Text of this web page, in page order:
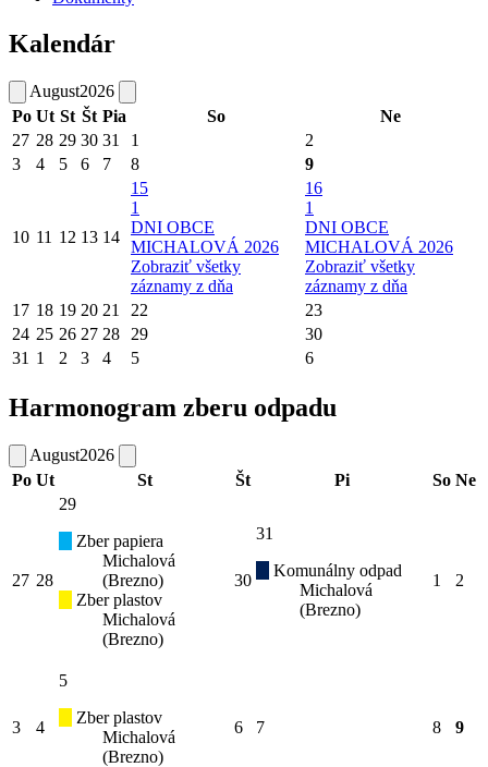
Kalendár
August2026
Po Ut St Št Pia So
Ne
27 28 29 30 31 1
2
3
4 5 6 7 8 9
10 11 12 13 14
15
1
DNI OBCE
MICHALOVÁ 2026
Zobraziť všetky
záznamy z dňa
16
1
DNI OBCE
MICHALOVÁ 2026
Zobraziť všetky
záznamy z dňa
17 18 19 20 21 22
23
24 25 26 27 28 29
30
31 1 2 3 4 5 6
Harmonogram zberu odpadu
August2026
Po Ut St Št Pi So Ne
27 28
29
Zber papiera
Michalová
(Brezno)
Zber plastov
Michalová
(Brezno)
30
31
Komunálny odpad
Michalová
(Brezno)
1 2
3 4
5
Zber plastov
Michalová
(Brezno)
6 7 8 9